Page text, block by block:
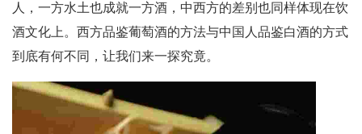
人，一方水土也成就一方酒，中西方的差别也同样体现在饮
酒文化上。西方品鉴葡萄酒的方法与中国人品鉴白酒的方式
到底有何不同，让我们来一探究竟。